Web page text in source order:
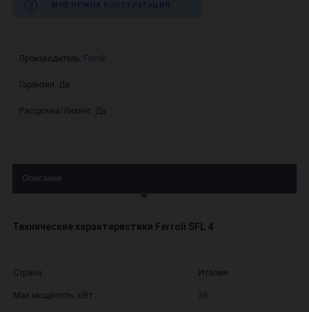
Производитель: Ferroli
Гарантия: Да
Рассрочка/Лизинг: Да
Описание
Технические характеристики Ferroli SFL 4
Страна Италия
Max мощность, кВт 36